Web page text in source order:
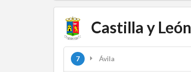
Castilla y León
7 Ávila